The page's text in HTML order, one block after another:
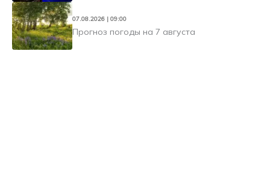
07.08.2026 | 09:00
Прогноз погоды на 7 августа